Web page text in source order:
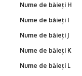
Nume de băieți H
Nume de băieți I
Nume de băieți J
Nume de băieți K
Nume de băieți L